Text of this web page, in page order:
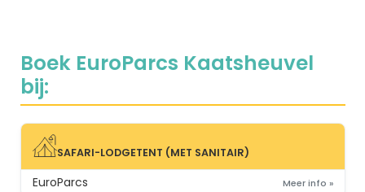
Boek EuroParcs Kaatsheuvel
bij:
SAFARI-LODGETENT (MET SANITAIR)
SAFARI-LODGETENT (MET SANITAIR)
EuroParcs Meer info »